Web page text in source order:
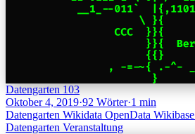
Datengarten 103
Oktober 4, 2019·92 Wörter·1 min
Datengarten Wikidata OpenData Wikibase
Datengarten Veranstaltung